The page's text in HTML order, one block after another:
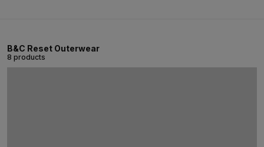
B&C Reset Outerwear
8 products